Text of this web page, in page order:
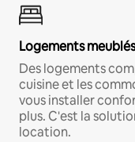
Logements meublés
Des logements
cuisine et les
vous installer
plus. C'est la
location.